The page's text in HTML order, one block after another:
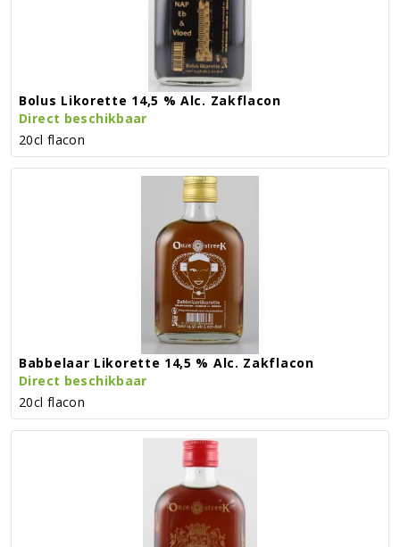
Bolus Likorette 14,5 % Alc. Zakflacon
Direct beschikbaar
20cl flacon
Babbelaar Likorette 14,5 % Alc. Zakflacon
Direct beschikbaar
20cl flacon